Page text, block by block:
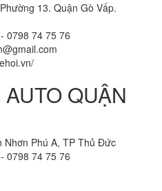
13. Quận Gò Vấp.
0798 74 75 76
QUẬN
Nhơn Phú A, TP Thủ Đức
0798 74 75 76